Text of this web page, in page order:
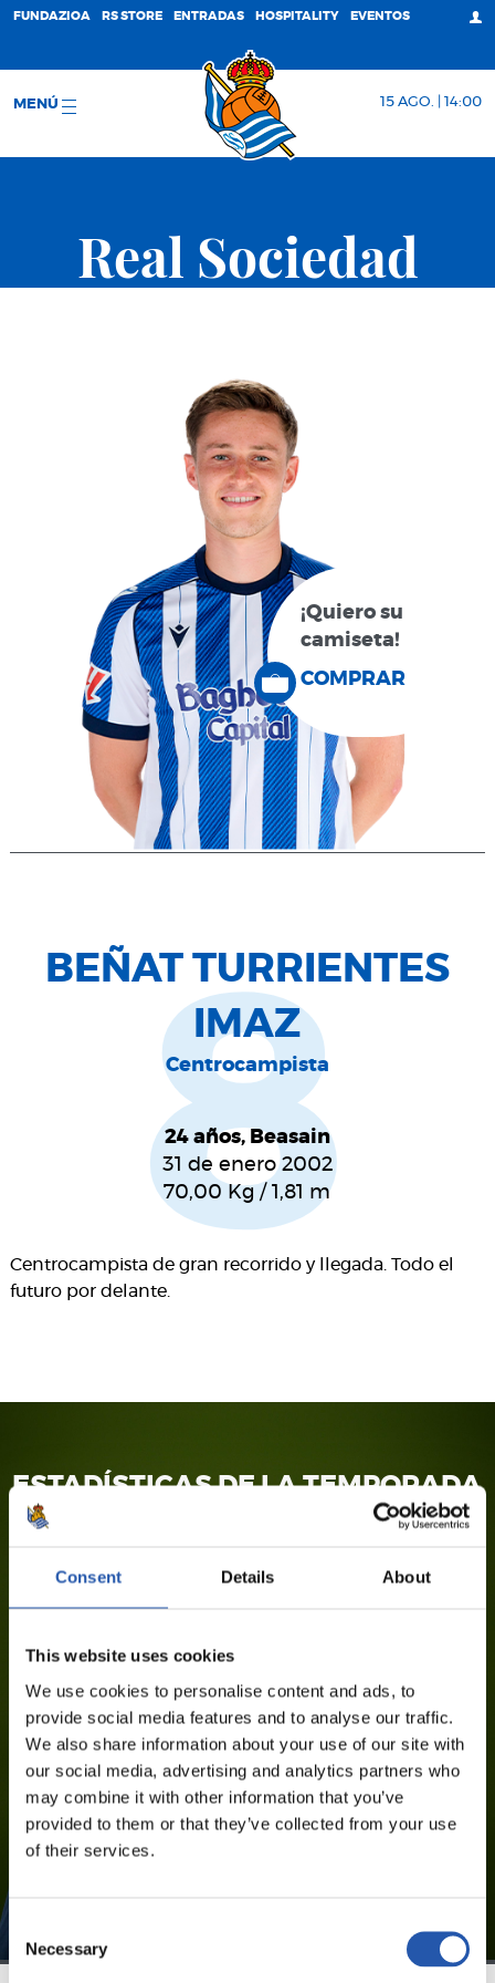
Consent Details About
This website uses cookies
We use cookies to personalise content and ads, to
provide social media features and to analyse our traffic.
We also share information about your use of our site with
our social media, advertising and analytics partners who
may combine it with other information that you’ve
provided to them or that they’ve collected from your use
of their services.
Selection
Necessary
FUNDAZIOA RS STORE ENTRADAS HOSPITALITY EVENTOS
MENÚ 15 AGO. | 14:00
Real Sociedad
¡Quiero su
camiseta!
COMPRAR
BEÑAT TURRIENTES
IMAZ
Centrocampista
24 años, Beasain
31 de enero 2002
70,00 Kg / 1,81 m
Centrocampista de gran recorrido y llegada. Todo el
futuro por delante.8
ESTADÍSTICAS DE LA TEMPORADA
REGISTRADOS!
Este contenido es solo para los usuarios registrados en
nuestra web.
Regístrate haciendo clic en elLoginy disfruta de
contenido exclusivo para ti.